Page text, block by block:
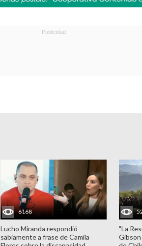
6168
Lucho Miranda respondió
sabiamente a frase de Camila
"La